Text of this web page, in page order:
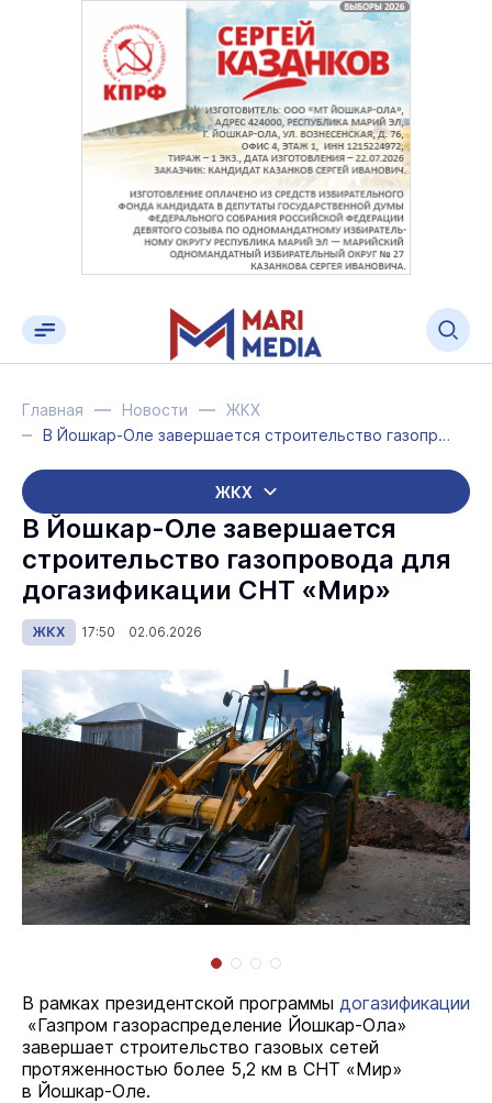
Главная Новости
ЖКХ
В Йошкар-Оле завершается строительство газопровода для догазификации СНТ «Мир»
ЖКХ
В Йошкар-Оле завершается
строительство газопровода для
догазификации СНТ «Мир»
ЖКХ 17:50 02.06.2026
В рамках президентской программы догазификации
«Газпром газораспределение Йошкар-Ола»
завершает строительство газовых сетей
протяженностью более 5,2 км в СНТ «Мир»
в Йошкар-Оле.